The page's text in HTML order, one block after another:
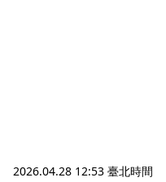
2026.04.28 12:53 臺北時間